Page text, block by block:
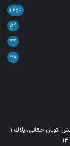
۱,۶۵۰
۵۹
۴۴
۲۸
آدرس: تهران - خیابان میرداماد، خیابان مصدق جنوبی،نبش اتوبان حقانی، پلاك ١